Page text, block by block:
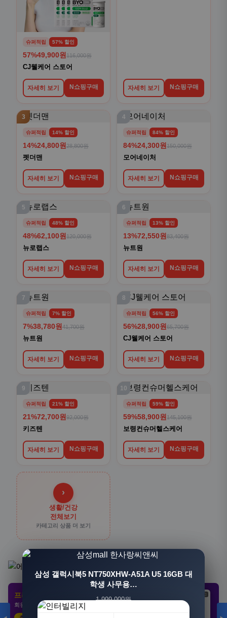
슈퍼적립 57% 할인
57%49,900원 116,000원
CJ웰케어 스토어
자세히 보기 N쇼핑구매 자세히 보기 N쇼핑구매
3
슈퍼적립 14% 할인
14%24,800원 28,800원
펫더맨
자세히 보기 N쇼핑구매
4
슈퍼적립 84% 할인
84%24,300원 150,000원
모어네이처
자세히 보기 N쇼핑구매
5
슈퍼적립 48% 할인
48%62,100원 120,000원
뉴로랩스
자세히 보기 N쇼핑구매
6
슈퍼적립 13% 할인
13%72,550원 83,400원
뉴트원
자세히 보기 N쇼핑구매
7
슈퍼적립 7% 할인
7%38,780원 41,700원
뉴트원
자세히 보기 N쇼핑구매
8
슈퍼적립 56% 할인
56%28,900원 65,700원
CJ웰케어 스토어
자세히 보기 N쇼핑구매
9
슈퍼적립 21% 할인
21%72,700원 92,000원
키즈텐
자세히 보기 N쇼핑구매
10
슈퍼적립 59% 할인
59%58,900원 145,100원
보령컨슈머헬스케어
자세히 보기 N쇼핑구매
›
생활/건강
전체보기
카테고리 상품 더 보기
프리미엄 제휴 사이트
회원 전용 특가 · 놓치면 손해
광고
[3+1] 동국제약 마이핏 V 활성엽산 임신준비 임산
부영양 30정, 4개
100,000원
삼성 갤럭시북5 NT750XHW-A51A U5 16GB 대
학생 사무용…
1,999,000원